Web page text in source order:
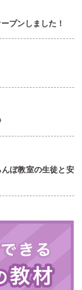
プンしました！
ぼ教室の生徒と安